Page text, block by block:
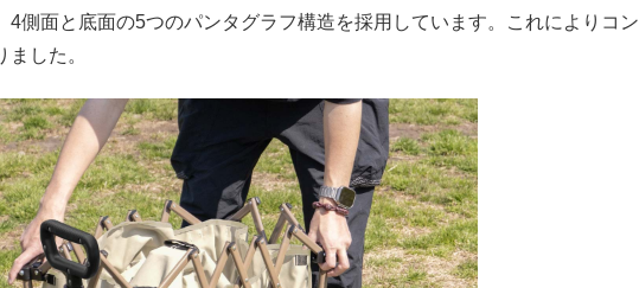
4側面と底面の5つのパンタグラフ構造を採用しています。これによりコン
した。